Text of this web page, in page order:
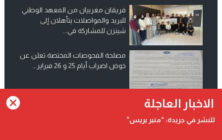
فريقان مغربيان من المعهد الوطني
للبريد والمواصلات يتأهلان إلى
شينزن للمشاركة في...
مصلحة الفحوصات المختصة تعلن عن
خوض اضراب أيام 25 و 26 فبراير...
انضم الينا على فيسبوك
الاخبار العاجلة
للنشر في جريدة: “منبر بريس”